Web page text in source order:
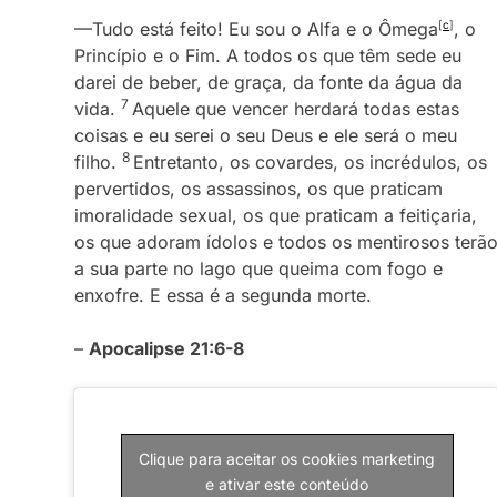
—Tudo está feito! Eu sou o Alfa e o Ômega[c], o
Princípio e o Fim. A todos os que têm sede eu
darei de beber, de graça, da fonte da água da
vida. 7 Aquele que vencer herdará todas estas
coisas e eu serei o seu Deus e ele será o meu
filho. 8 Entretanto, os covardes, os incrédulos, os
pervertidos, os assassinos, os que praticam
imoralidade sexual, os que praticam a feitiçaria,
os que adoram ídolos e todos os mentirosos terão
a sua parte no lago que queima com fogo e
enxofre. E essa é a segunda morte.
– Apocalipse 21:6-8
Clique para aceitar os cookies marketing
e ativar este conteúdo